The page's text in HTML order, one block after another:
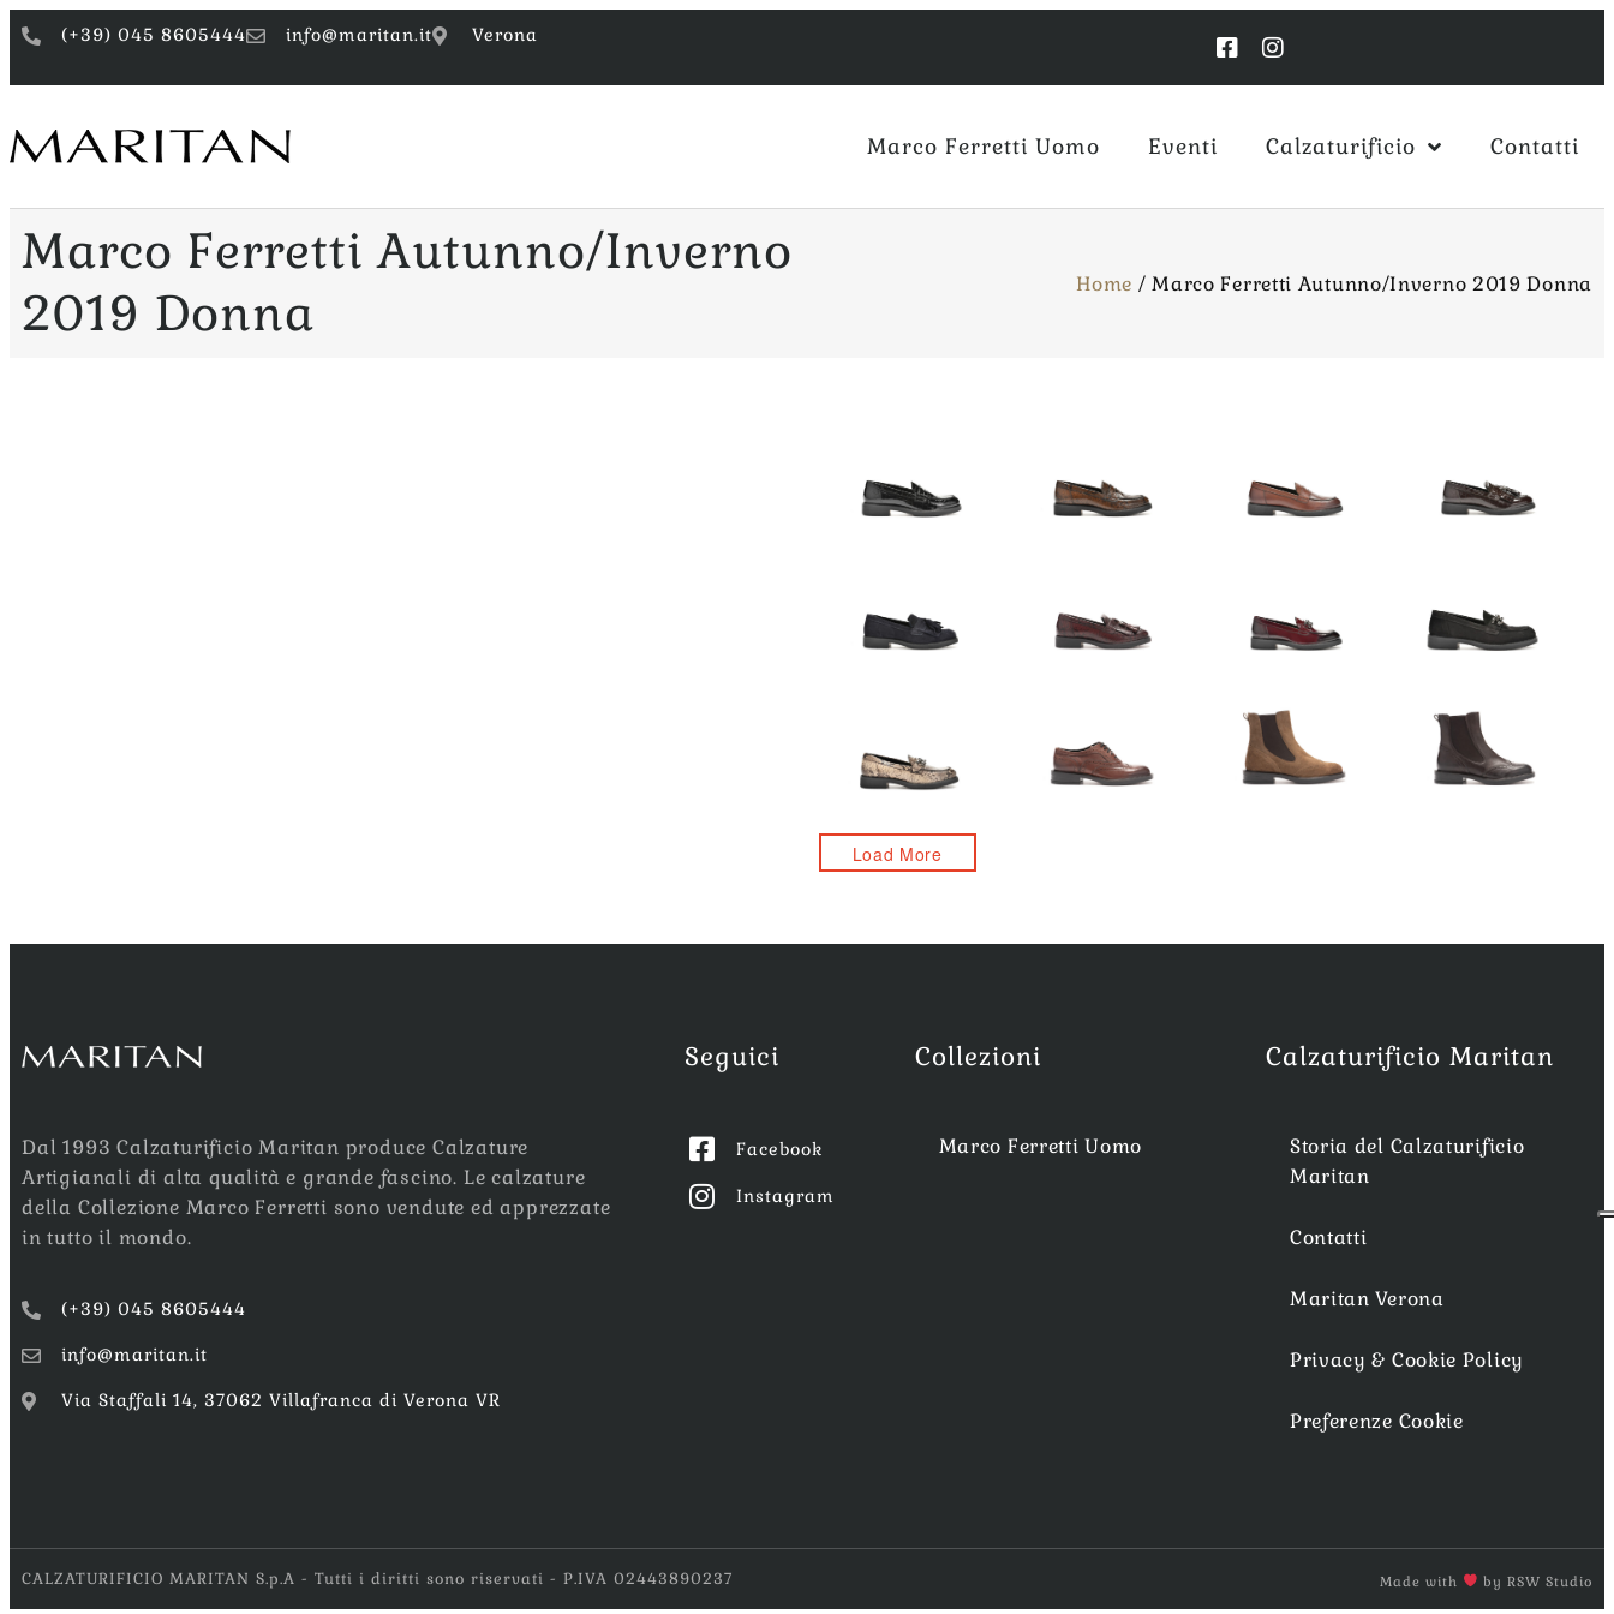
(+39) 045 8605444 info@maritan.it Verona
Marco Ferretti Uomo Eventi Calzaturificio Contatti
Marco Ferretti Autunno/Inverno
2019 Donna
Home /Marco Ferretti Autunno/Inverno 2019 Donna
Load More
Dal 1993 Calzaturificio Maritan produce Calzature
Artigianali di alta qualità e grande fascino. Le calzature
della Collezione Marco Ferretti sono vendute ed apprezzate
in tutto il mondo.
(+39) 045 8605444
info@maritan.it
Via Staffali 14, 37062 Villafranca di Verona VR
Seguici
Facebook
Instagram
Collezioni
Marco Ferretti Uomo
Calzaturificio Maritan
Storia del Calzaturificio
Maritan
Contatti
Maritan Verona
Privacy & Cookie Policy
Preferenze Cookie
CALZATURIFICIO MARITAN S.p.A - Tutti i diritti sono riservati - P.IVA 02443890237 Made with by RSW Studio